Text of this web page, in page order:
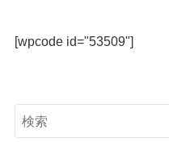
[wpcode id="53509"]